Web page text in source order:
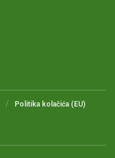
Politika kolačića (EU)